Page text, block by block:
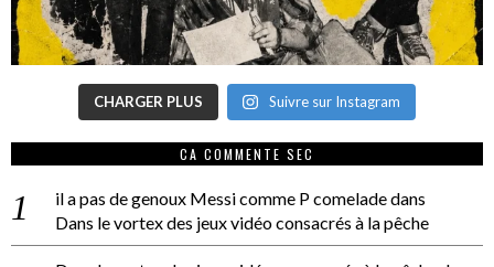
CHARGER PLUS Suivre sur Instagram
CA COMMENTE SEC
il a pas de genoux Messi comme P comeladedans
Dans le vortex des jeux vidéo consacrés à la pêche